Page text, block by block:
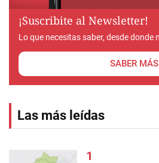
¡Suscribite al Newsletter!
Lo que necesitas saber, desde donde
SABER MÁS
Las más leídas